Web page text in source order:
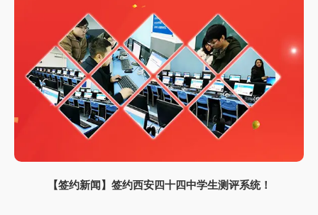
【签约新闻】签约西安四十四中学生测评系统！